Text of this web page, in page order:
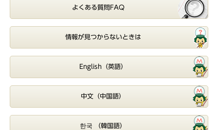
よくある質問FAQ
情報が見つからないときは
English（英語）
中文（中国語）
한국 （韓国語）